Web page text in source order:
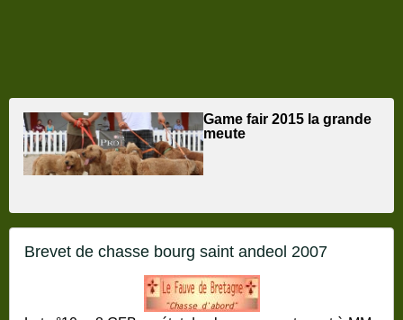
game fair 2015 la grande
meute
brevet de chasse bourg saint andeol 2007